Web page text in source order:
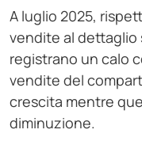
A luglio 2025,
vendite al dettaglio
registrano un calo
vendite del
crescita mentre
diminuzione.